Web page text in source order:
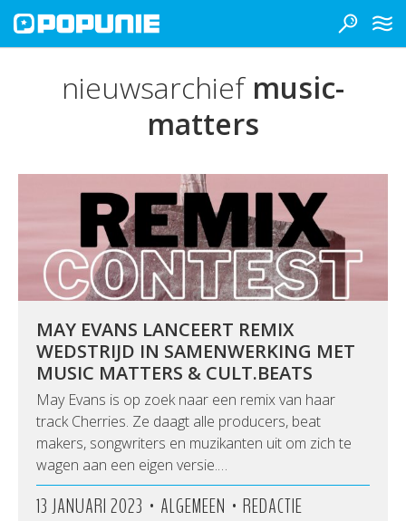
nieuwsarchief music-
matters
MAY EVANS LANCEERT REMIX
WEDSTRIJD IN SAMENWERKING MET
MUSIC MATTERS & CULT.BEATS
May Evans is op zoek naar een remix van haar
track Cherries. Ze daagt alle producers, beat
makers, songwriters en muzikanten uit om zich te
wagen aan een eigen versie.…
13 JANUARI 2023 • ALGEMEEN • REDACTIE